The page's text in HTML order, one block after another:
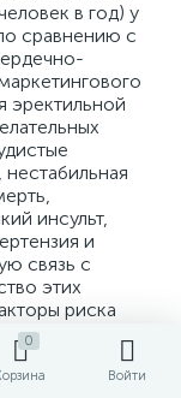
0
Войти
в год) у
сравнению с
эректильной
инсульт,
и
связь с
этих
риска
из
и некоторые из